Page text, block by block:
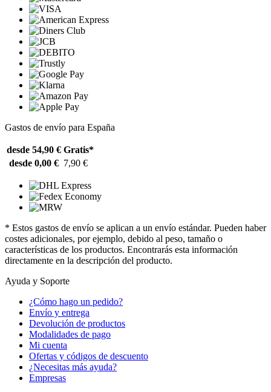
Gastos de envío para España
desde 54,90 € Gratis*
desde 0,00 € 7,90 €
* Estos gastos de envío se aplican a un envío estándar. Pueden haber
costes adicionales, por ejemplo, debido al peso, tamaño o
características de los productos. Encontrarás esta información
directamente en la descripción del producto.
Ayuda y Soporte
¿Cómo hago un pedido?
Envío y entrega
Devolución de productos
Modalidades de pago
Mi cuenta
Ofertas y códigos de descuento
¿Necesitas más ayuda?
Empresas